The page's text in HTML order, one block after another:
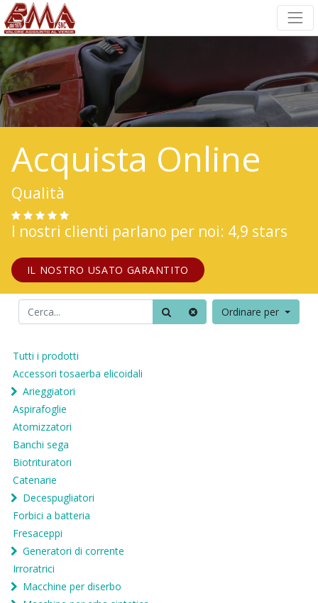
Acquista Online
Qualità
I nostri clienti parlano per noi: 4,9 stars
IL NOSTRO USATO GARANTITO
Ordinare per
Tutti i prodotti
Accessori tosaerba elicoidali
Arieggiatori
Aspirafoglie
Atomizzatori
Banchi sega
Biotrituratori
Catenarie
Decespugliatori
Forbici a batteria
Fresaceppi
Generatori di corrente
Irroratrici
Macchine per diserbo